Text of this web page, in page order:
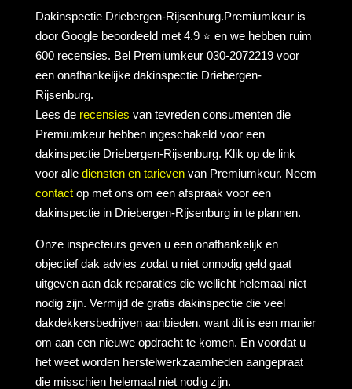
Dakinspectie Driebergen-Rijsenburg.Premiumkeur is
door Google beoordeeld met 4.9 ⭐ en we hebben ruim
600 recensies. Bel Premiumkeur 030-2072219 voor
een onafhankelijke dakinspectie Driebergen-
Rijsenburg.
Lees de recensies van tevreden consumenten die
Premiumkeur hebben ingeschakeld voor een
dakinspectie Driebergen-Rijsenburg. Klik op de link
voor alle diensten en tarievenvan Premiumkeur. Neem
contactop met ons om een afspraak voor een
dakinspectie in Driebergen-Rijsenburg in te plannen.
Onze inspecteurs geven u een onafhankelijk en
objectief dak advies zodat u niet onnodig geld gaat
uitgeven aan dak reparaties die wellicht helemaal niet
nodig zijn. Vermijd de gratis dakinspectie die veel
dakdekkersbedrijven aanbieden, want dit is een manier
om aan een nieuwe opdracht te komen. En voordat u
het weet worden herstelwerkzaamheden aangepraat
die misschien helemaal niet nodig zijn.